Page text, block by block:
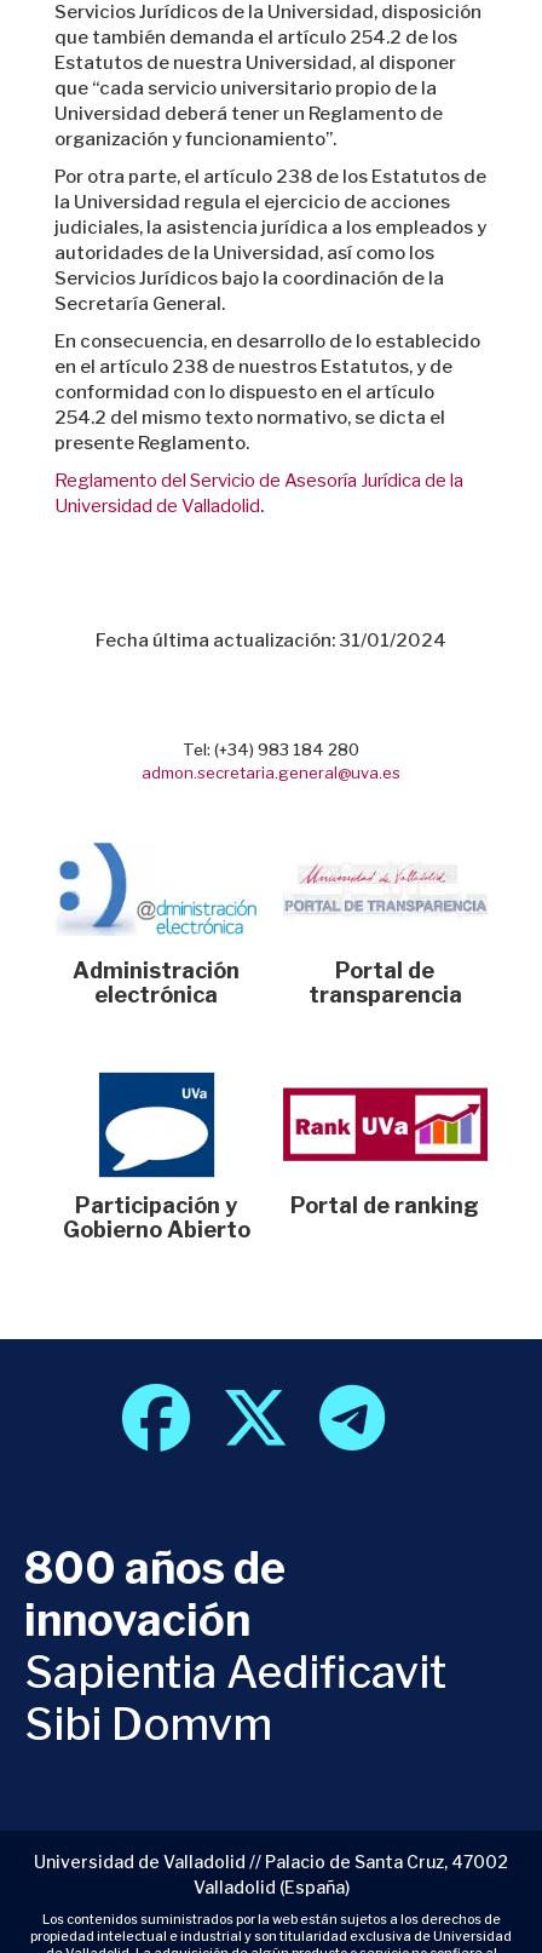
Servicios Jurídicos de la Universidad, disposición
que también demanda el artículo 254.2 de los
Estatutos de nuestra Universidad, al disponer
que “cada servicio universitario propio de la
Universidad deberá tener un Reglamento de
organización y funcionamiento”.
Por otra parte, el artículo 238 de los Estatutos de
la Universidad regula el ejercicio de acciones
judiciales, la asistencia jurídica a los empleados y
autoridades de la Universidad, así como los
Servicios Jurídicos bajo la coordinación de la
Secretaría General.
En consecuencia, en desarrollo de lo establecido
en el artículo 238 de nuestros Estatutos, y de
conformidad con lo dispuesto en el artículo
254.2 del mismo texto normativo, se dicta el
presente Reglamento.
Reglamento del Servicio de Asesoría Jurídica de la
Universidad de Valladolid.
Fecha última actualización: 31/01/2024
Tel: (+34) 983 184 280
admon.secretaria.general@uva.es
Administración
electrónica
Portal de
transparencia
Participación y
Gobierno Abierto
Portal de ranking
800 años de
innovación
Sapientia Aedificavit
Sibi Domvm
Universidad de Valladolid // Palacio de Santa Cruz, 47002
Valladolid (España)
Los contenidos suministrados por la web están sujetos a los derechos de
propiedad intelectual e industrial y son titularidad exclusiva de Universidad